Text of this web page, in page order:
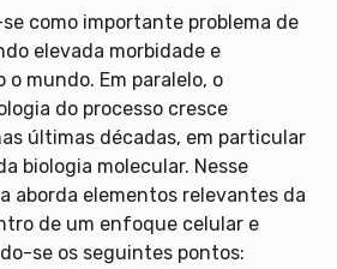
como importante problema de
elevada morbidade e
mundo. Em paralelo, o
do processo cresce
últimas décadas, em particular
biologia molecular. Nesse
aborda elementos relevantes da
de um enfoque celular e
se os seguintes pontos: